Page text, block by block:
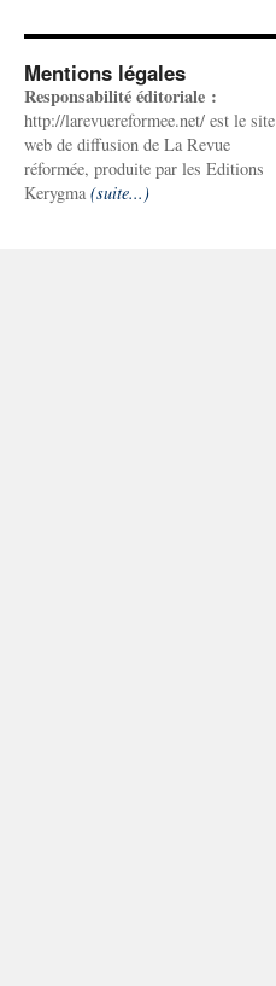
Mentions légales
Responsabilité éditoriale :
http://larevuereformee.net/ est le site
web de diffusion de La Revue
réformée, produite par les Editions
Kerygma (suite...)